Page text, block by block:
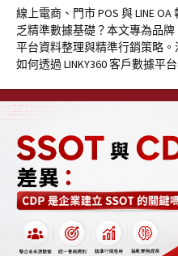
線上電商、門市 POS 與 LINE
乏精準數據基礎？本文專為品
平台資料整理與精準行銷策略。
如何透過 LINKY360 客戶數據平台